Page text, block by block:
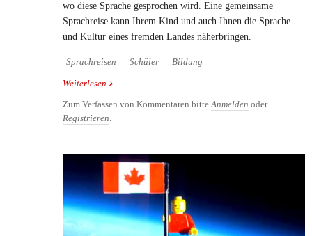
wo diese Sprache gesprochen wird. Eine gemeinsame
Sprachreise kann Ihrem Kind und auch Ihnen die Sprache
und Kultur eines fremden Landes näherbringen.
Sprachreisen Schüler Bildung
Weiterlesen über So lernen Kinder erfolgreich eine
Zum Verfassen von Kommentaren bitteAnmelden oder
Registrieren.